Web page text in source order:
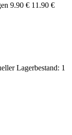
9.90 € 11.90 €